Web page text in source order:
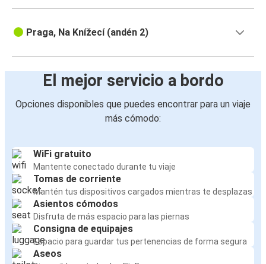
Praga, Na Knížecí (andén 2)
El mejor servicio a bordo
Opciones disponibles que puedes encontrar para un viaje
más cómodo:
WiFi gratuito
Mantente conectado durante tu viaje
Tomas de corriente
Mantén tus dispositivos cargados mientras te desplazas
Asientos cómodos
Disfruta de más espacio para las piernas
Consigna de equipajes
Espacio para guardar tus pertenencias de forma segura
Aseos